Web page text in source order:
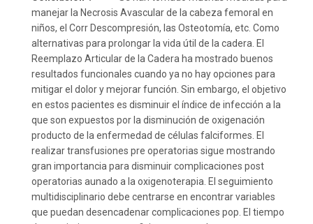
manejar la Necrosis Avascular de la cabeza femoral en
niños, el Corr Descompresión, las Osteotomía, etc. Como
alternativas para prolongar la vida útil de la cadera. El
Reemplazo Articular de la Cadera ha mostrado buenos
resultados funcionales cuando ya no hay opciones para
mitigar el dolor y mejorar función. Sin embargo, el objetivo
en estos pacientes es disminuir el índice de infección a la
que son expuestos por la disminución de oxigenación
producto de la enfermedad de células falciformes. El
realizar transfusiones pre operatorias sigue mostrando
gran importancia para disminuir complicaciones post
operatorias aunado a la oxigenoterapia. El seguimiento
multidisciplinario debe centrarse en encontrar variables
que puedan desencadenar complicaciones pop. El tiempo